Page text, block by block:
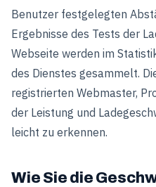
Benutzer festgelegten
Ergebnisse des Tests der
Webseite werden im
des Dienstes gesammelt.
registrierten Webmaster,
der Leistung und
leicht zu erkennen.
Wie Sie die